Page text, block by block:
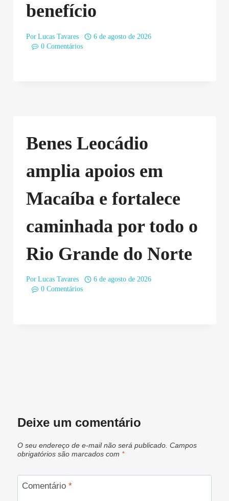
benefício
Por Lucas Tavares
6 de agosto de 2026
0 Comentários
Benes Leocádio
amplia apoios em
Macaíba e fortalece
caminhada por todo o
Rio Grande do Norte
Por Lucas Tavares
6 de agosto de 2026
0 Comentários
Deixe um comentário
O seu endereço de e-mail não será publicado. Campos
obrigatórios são marcados com *
Comentário *